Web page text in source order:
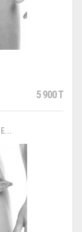
5 900 T